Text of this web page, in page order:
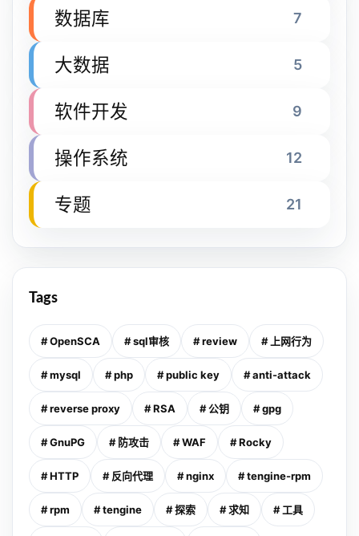
数据库 7
大数据 5
软件开发 9
操作系统 12
专题 21
Tags
# OpenSCA # sql审核 # review # 上网行为
# mysql # php # public key # anti-attack
# reverse proxy # RSA # 公钥 # gpg
# GnuPG # 防攻击 # WAF # Rocky
# HTTP # 反向代理 # nginx # tengine-rpm
# rpm # tengine # 探索 # 求知 # 工具